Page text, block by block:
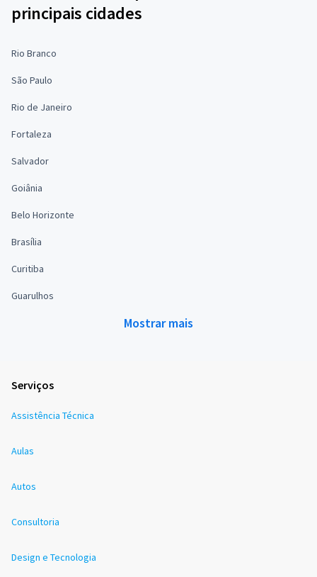
principais cidades
Rio Branco
São Paulo
Rio de Janeiro
Fortaleza
Salvador
Goiânia
Belo Horizonte
Brasília
Curitiba
Guarulhos
Mostrar mais
Serviços
Assistência Técnica
Aulas
Autos
Consultoria
Design e Tecnologia